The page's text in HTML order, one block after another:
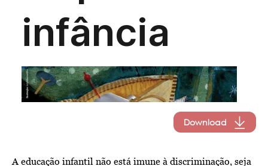
A educação infantil não está imune à discriminação, seja
Download